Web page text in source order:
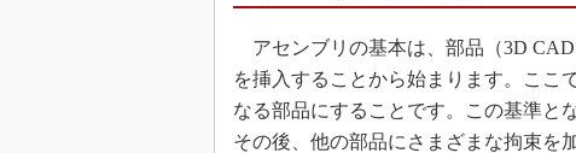
アセンブリの基本は、部品（3D CAD
を挿入することから始まります。ここ
なる部品にすることです。この基準と
その後、他の部品にさまざまな拘束を